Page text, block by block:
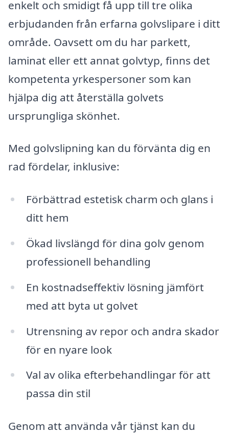
enkelt och smidigt få upp till tre olika
erbjudanden från erfarna golvslipare i ditt
område. Oavsett om du har parkett,
laminat eller ett annat golvtyp, finns det
kompetenta yrkespersoner som kan
hjälpa dig att återställa golvets
ursprungliga skönhet.
Med golvslipning kan du förvänta dig en
rad fördelar, inklusive:
Förbättrad estetisk charm och glans i
ditt hem
Ökad livslängd för dina golv genom
professionell behandling
En kostnadseffektiv lösning jämfört
med att byta ut golvet
Utrensning av repor och andra skador
för en nyare look
Val av olika efterbehandlingar för att
passa din stil
Genom att använda vår tjänst kan du